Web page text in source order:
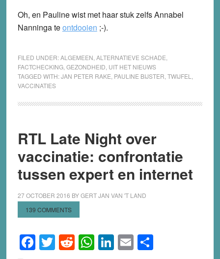
Oh, en Pauline wist met haar stuk zelfs Annabel
Nanninga teontdooien ;-).
FILED UNDER:ALGEMEEN ALTERNATIEVE SCHADE
FACTCHECKING, GEZONDHEID UIT HET NIEUWS
TAGGED WITH:JAN PETER RAKE PAULINE BIJSTER TWIJFEL
VACCINATIES
RTL Late Night over
vaccinatie: confrontatie
tussen expert en internet
27 OCTOBER 2016 BYGERT JAN VAN 'T LAND
139 COMMENTS
Facebook
Twitter
Reddit
WhatsApp
LinkedIn
EmailShare